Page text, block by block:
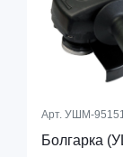
Арт. УШМ-
Болгарка